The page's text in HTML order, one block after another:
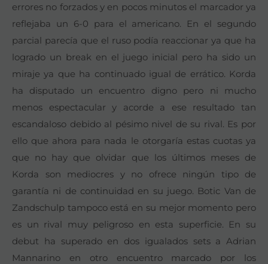
errores no forzados y en pocos minutos el marcador ya
reflejaba un 6-0 para el americano. En el segundo
parcial parecía que el ruso podía reaccionar ya que ha
logrado un break en el juego inicial pero ha sido un
miraje ya que ha continuado igual de errático. Korda
ha disputado un encuentro digno pero ni mucho
menos espectacular y acorde a ese resultado tan
escandaloso debido al pésimo nivel de su rival. Es por
ello que ahora para nada le otorgaría estas cuotas ya
que no hay que olvidar que los últimos meses de
Korda son mediocres y no ofrece ningún tipo de
garantía ni de continuidad en su juego. Botic Van de
Zandschulp tampoco está en su mejor momento pero
es un rival muy peligroso en esta superficie. En su
debut ha superado en dos igualados sets a Adrian
Mannarino en otro encuentro marcado por los